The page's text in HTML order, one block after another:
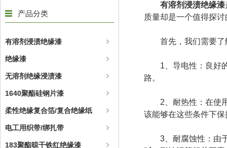
有溶剂浸渍绝缘漆
质量却是一个值得探
首先，我们需要了
1、导电性：良好的
路。
2、耐热性：在使用
该能够在这些条件下
3、耐腐蚀性：由于
产品分类
有溶剂浸渍绝缘漆
绝缘漆
无溶剂绝缘浸渍漆
1640聚酯硅钢片漆
柔性绝缘复合箔/复合绝缘纸
电工用织带/绑扎带
183聚酯晾干铁红绝缘漆